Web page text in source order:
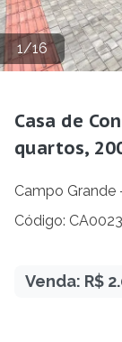
1/16
Casa de
quartos,
Campo Grande
Código: CA0023
Venda: R$